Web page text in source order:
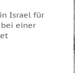
Israel für
bei einer